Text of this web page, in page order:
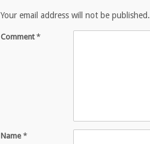
Your email address will not be published.
Comment*
Name *